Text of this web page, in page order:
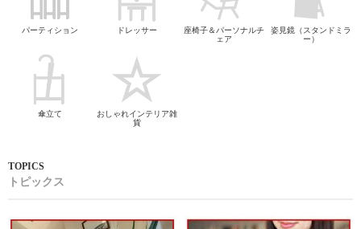
パーティション ドレッサー
座椅子＆パーソナルチ
ェア
姿見鏡（スタンドミラ
ー）
傘立て
おしゃれインテリア雑
貨
トピックス